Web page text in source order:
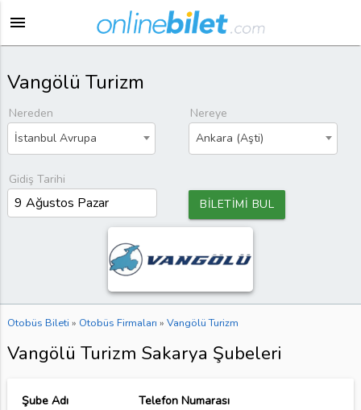
menu
Vangölü Turizm
Nereden
İstanbul Avrupa
Nereye
Ankara (Aşti)
Gidiş Tarihi
BİLETİMİ BUL
Otobüs Bileti » Otobüs Firmaları » Vangölü Turizm
Vangölü Turizm Sakarya Şubeleri
Şube Adı
Telefon Numarası